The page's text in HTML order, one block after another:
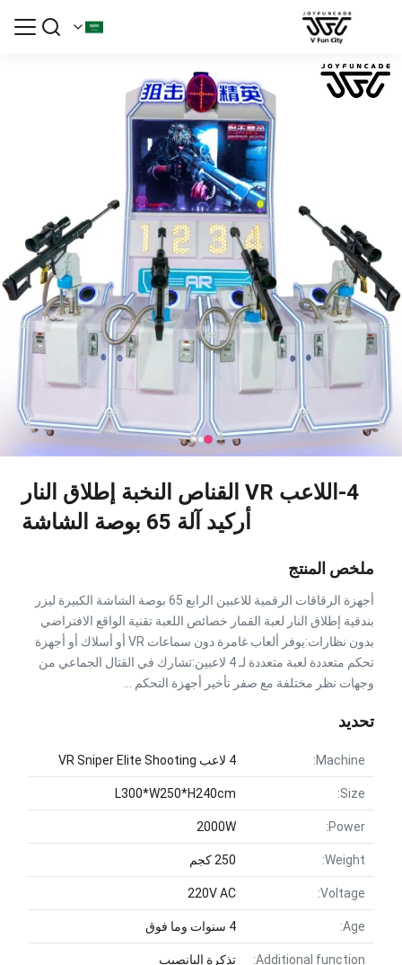
4-اللاعب VR القناص النخبة إطلاق النار
أركيد آلة 65 بوصة الشاشة
ملخص المنتج
أجهزة الرقاقات الرقمية للاعبين الرابع 65 بوصة الشاشة الكبيرة ليزر
بندقية إطلاق النار لعبة القمار خصائص اللعبة تقنية الواقع الافتراضي
بدون نظارات:يوفر ألعاب غامرة دون سماعات VR أو أسلاك أو أجهزة
تحكم متعددة لعبة متعددة لـ 4 لاعبين:تشارك في القتال الجماعي من
وجهات نظر مختلفة مع صفر تأخير أجهزة التحكم ...
تحديد
Machine: 4 لاعب VR Sniper Elite Shooting
Size:
L300*W250*H240cm
Power:
2000W
Weight: 250 كجم
Voltage:
220V AC
Age: 4 سنوات وما فوق
Additional function: تذكرة اليانصيب